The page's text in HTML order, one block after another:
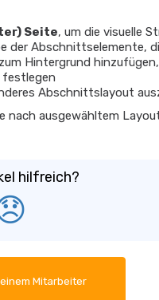
Seite, um die visuelle
der Abschnittselemente,
Hintergrund
festlegen
Abschnittslayout
nach ausgewähltem
hilfreich?
Mitarbeiter